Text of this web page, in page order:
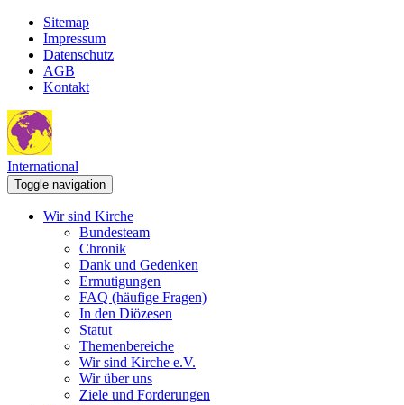
Sitemap
Impressum
Datenschutz
AGB
Kontakt
International
Toggle navigation
Wir sind Kirche
Bundesteam
Chronik
Dank und Gedenken
Ermutigungen
FAQ (häufige Fragen)
In den Diözesen
Statut
Themenbereiche
Wir sind Kirche e.V.
Wir über uns
Ziele und Forderungen